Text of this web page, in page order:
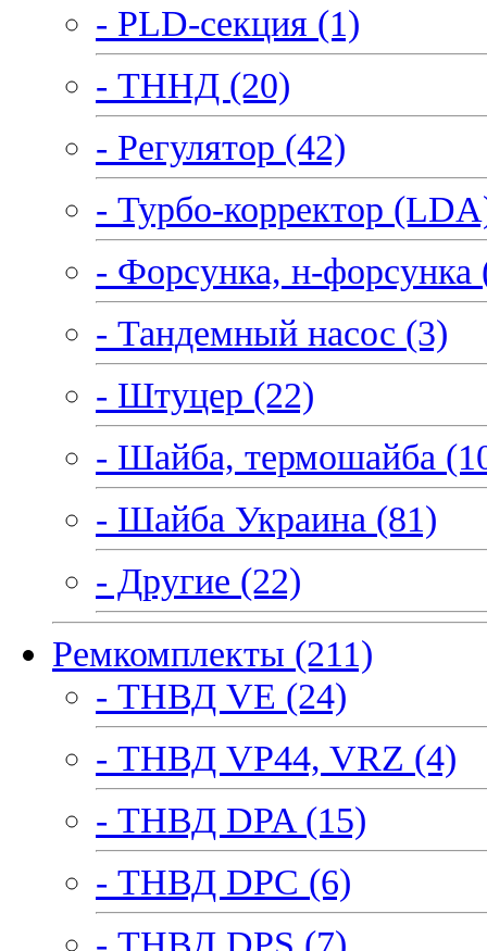
- PLD-секция (1)
- ТННД (20)
- Регулятор (42)
- Турбо-корректор
- Форсунка, н-форсунка
- Тандемный насос (3)
- Штуцер (22)
- Шайба, термошайба
- Шайба Украина (81)
- Другие (22)
Ремкомплекты (211)
- ТНВД VE (24)
- ТНВД VP44, VRZ (4)
- ТНВД DPA (15)
- ТНВД DPC (6)